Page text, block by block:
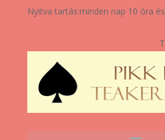
Nyitva tartás:minden nap 10 óra